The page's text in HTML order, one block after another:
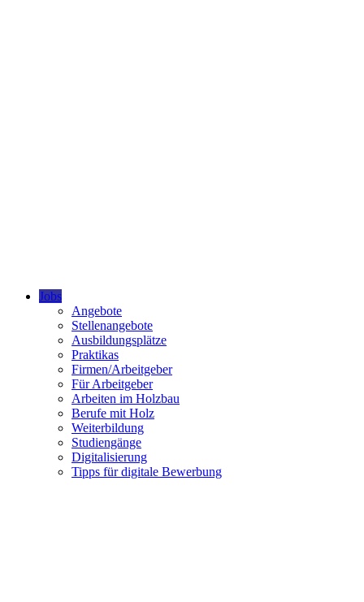
Jobs
Angebote
Stellenangebote
Ausbildungsplätze
Praktikas
Firmen/Arbeitgeber
Für Arbeitgeber
Arbeiten im Holzbau
Berufe mit Holz
Weiterbildung
Studiengänge
Digitalisierung
Tipps für digitale Bewerbung